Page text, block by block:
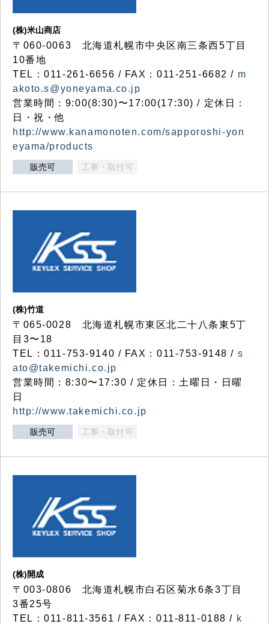
(株)米山商店
〒060-0063 北海道札幌市中央区南三条西5丁目
10番地
TEL：011-261-6656 / FAX：011-251-6682 / m
akoto.s@yoneyama.co.jp
営業時間：9:00(8:30)〜17:00(17:30) / 定休日：
日・祝・他
http://www.kanamonoten.com/sapporoshi-yon
eyama/products
販売可 工事・取付可
(株)竹道
〒065-0028 北海道札幌市東区北二十八条東5丁
目3〜18
TEL：011-753-9140 / FAX：011-753-9148 / s
ato@takemichi.co.jp
営業時間：8:30〜17:30 / 定休日：土曜日・日曜
日
http://www.takemichi.co.jp
販売可 工事・取付可
(株)開成
〒003-0806 北海道札幌市白石区菊水6条3丁目
3番25号
TEL：011-811-3561 / FAX：011-811-0188 / k